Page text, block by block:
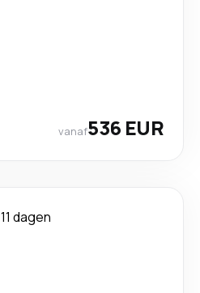
vanaf536 EUR
11 dagen